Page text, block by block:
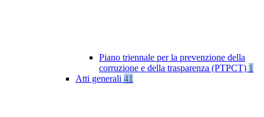
Piano triennale per la prevenzione della
corruzione e della trasparenza (PTPCT) 1
Atti generali 41